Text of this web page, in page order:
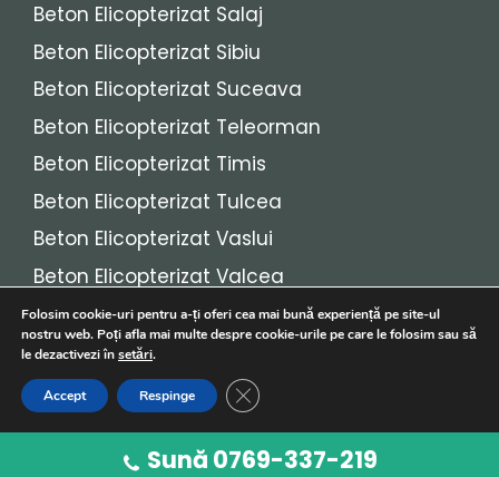
Beton Elicopterizat Salaj
Beton Elicopterizat Sibiu
Beton Elicopterizat Suceava
Beton Elicopterizat Teleorman
Beton Elicopterizat Timis
Beton Elicopterizat Tulcea
Beton Elicopterizat Vaslui
Beton Elicopterizat Valcea
Beton Elicopterizat Vrancea
© 2026Beton Elicopterizat
rezervate!
Sună 0769-337-219
Folosim cookie-uri pentru a-ți oferi cea mai bună experiență pe site-ul
nostru web. Poți afla mai multe despre cookie-urile pe care le folosim sau să
le dezactivezi însetări.
Accept Respinge Close GDPR Cookie Banner